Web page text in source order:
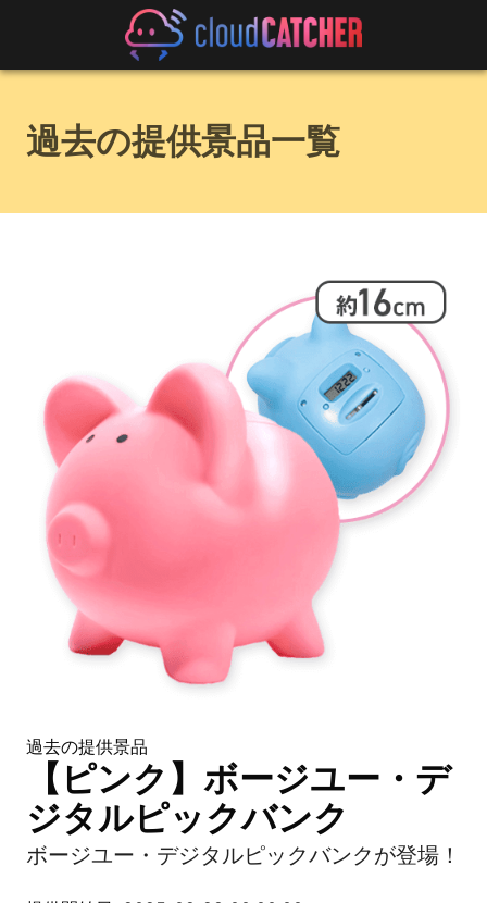
過去の提供景品一覧
過去の提供景品
【ピンク】ボージユー・デ
ジタルピックバンク
ボージユー・デジタルピックバンクが登場！